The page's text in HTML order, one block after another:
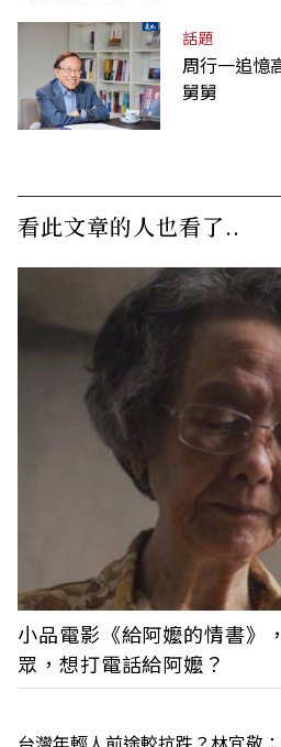
話題
周行一追憶
舅舅
看此文章的人也看了..
小品電影《給阿嬤的情書》
眾，想打電話給阿嬤？